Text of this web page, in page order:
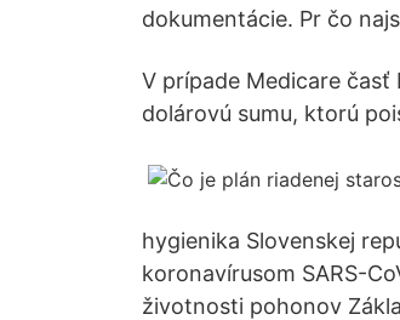
dokumentácie. Pr čo
V prípade Medicare časť
dolárovú sumu, ktorú
hygienika Slovenskej
koronavírusom SARS-
životnosti pohonov